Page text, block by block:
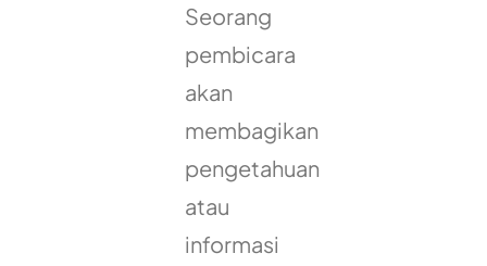
Seorang
pembicara
akan
membagikan
pengetahuan
atau
informasi